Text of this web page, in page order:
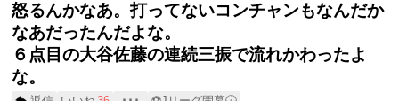
怒るんかなあ。打ってないコンチャンもなんだか
なあだったんだよな。
６点目の大谷佐藤の連続三振で流れかわったよ
な。